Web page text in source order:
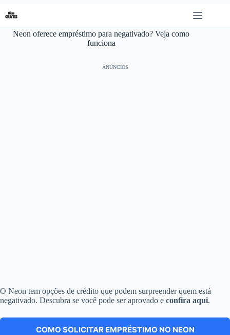
para
o
conteúdo
Neon oferece empréstimo para negativado? Veja como
funciona
ANÚNCIOS
O Neon tem opções de crédito que podem surpreender quem está
negativado. Descubra se você pode ser aprovado e confira aqui.
COMO SOLICITAR EMPRÉSTIMO NO NEON